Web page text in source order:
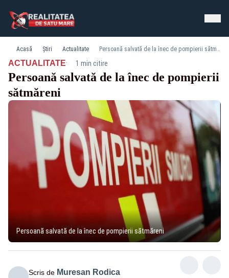
Acasă Știri Actualitate Persoană salvată de la înec de pompierii sătmăreni
ACTUALITATE· 1 min citire
Persoană salvată de la înec de pompierii
sătmăreni
Persoană salvată de la înec de pompierii sătmăreni
Scris de Muresan Rodica